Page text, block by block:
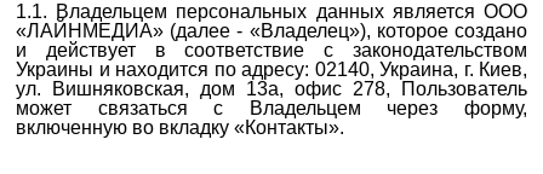
1.1. Владельцем персональных данных является ООО
«ЛАЙНМЕДИА» (далее - «Владелец»), которое создано
и действует в соответствие с законодательством
Украины и находится по адресу: 02140, Украина, г. Киев,
ул. Вишняковская, дом 13а, офис 278, Пользователь
может связаться с Владельцем через форму,
включенную во вкладку «Контакты».